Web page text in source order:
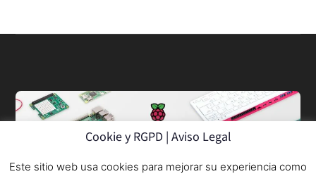
Cookie y RGPD | Aviso Legal
Este sitio web usa cookies para mejorar su experiencia como